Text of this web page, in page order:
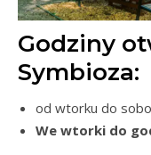
Godziny
Symbioza:
od wtorku do
We wtorki do